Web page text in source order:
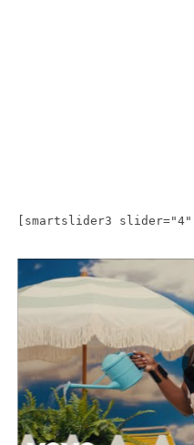
[smartslider3 slider="4"]